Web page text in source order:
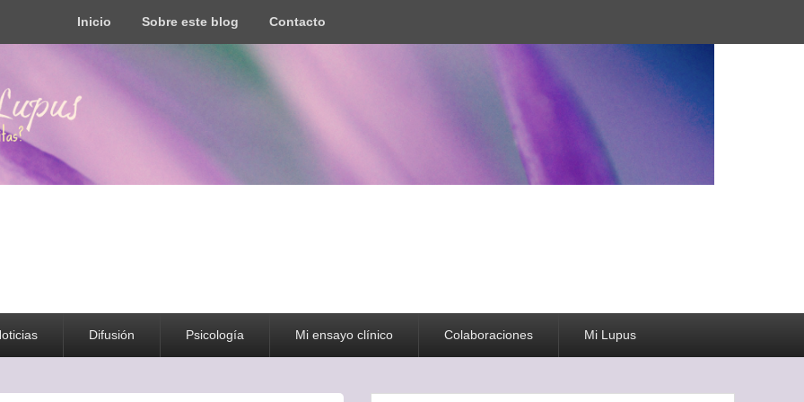
Inicio Sobre este blog Contacto
todo tipo de información y recursos
Difusión Psicología Mi ensayo clínico Colaboraciones Mi Lupus